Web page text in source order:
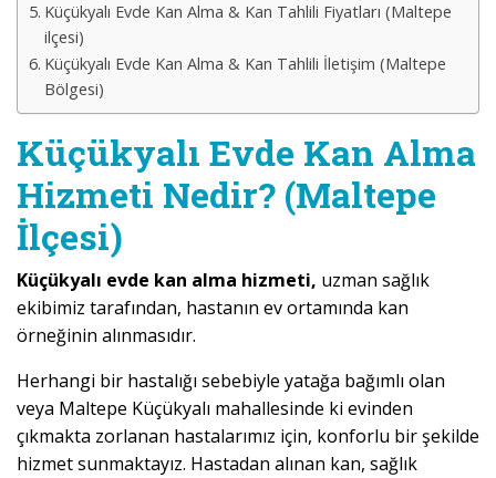
Küçükyalı Evde Kan Alma & Kan Tahlili Fiyatları (Maltepe
ilçesi)
Küçükyalı Evde Kan Alma & Kan Tahlili İletişim (Maltepe
Bölgesi)
Küçükyalı Evde Kan Alma
Hizmeti Nedir? (Maltepe
İlçesi)
Küçükyalı evde kan alma hizmeti, uzman sağlık
ekibimiz tarafından, hastanın ev ortamında kan
örneğinin alınmasıdır.
Herhangi bir hastalığı sebebiyle yatağa bağımlı olan
veya Maltepe Küçükyalı mahallesinde ki evinden
çıkmakta zorlanan hastalarımız için, konforlu bir şekilde
hizmet sunmaktayız. Hastadan alınan kan, sağlık